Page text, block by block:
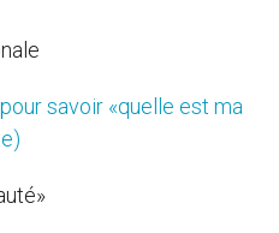
savoir «quelle est ma